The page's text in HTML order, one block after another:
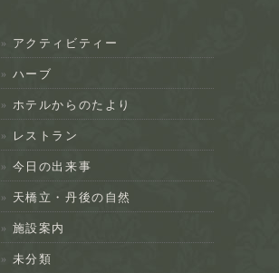
アクティビティー
ハーブ
ホテルからのたより
レストラン
今日の出来事
天橋立・丹後の自然
施設案内
未分類